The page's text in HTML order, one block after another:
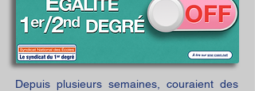
Depuis plusieurs semaines, couraient des